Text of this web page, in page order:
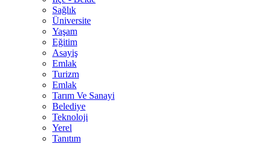
Sağlık
Üniversite
Yaşam
Eğitim
Asayiş
Emlak
Turizm
Emlak
Tarım Ve Sanayi
Belediye
Teknoloji
Yerel
Tanıtım